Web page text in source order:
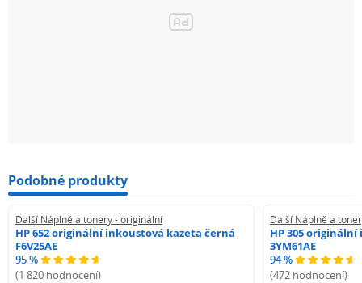
Podobné produkty
Další Náplně a tonery - originální
HP 652 originální inkoustová kazeta černá
F6V25AE
95 %
(1 820 hodnocení)
Další Náplně a
HP 305
3YM61AE
94 %
(472 hodnocení)